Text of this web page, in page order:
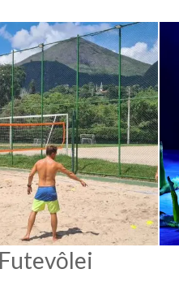
Futevôlei